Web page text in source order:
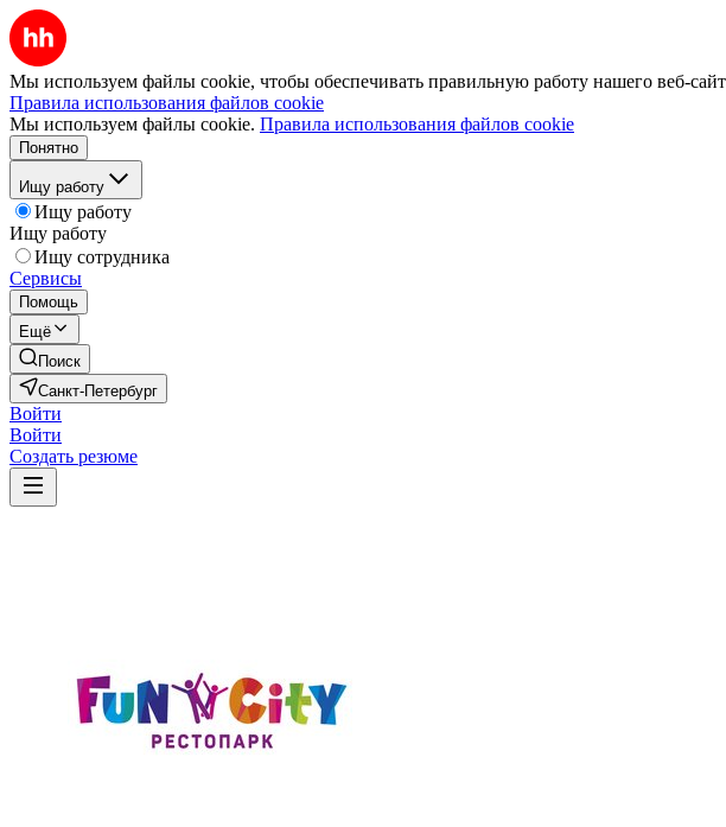
Мы используем файлы cookie, чтобы обеспечивать правильную работу нашего веб-
Правила использования файлов cookie
Мы используем файлы cookie. Правила использования файлов cookie
Понятно
Ищу работу
Ищу работу
Ищу работу
Ищу сотрудника
Сервисы
Помощь
Ещё
Поиск
Санкт-Петербург
Войти
Войти
Создать резюме